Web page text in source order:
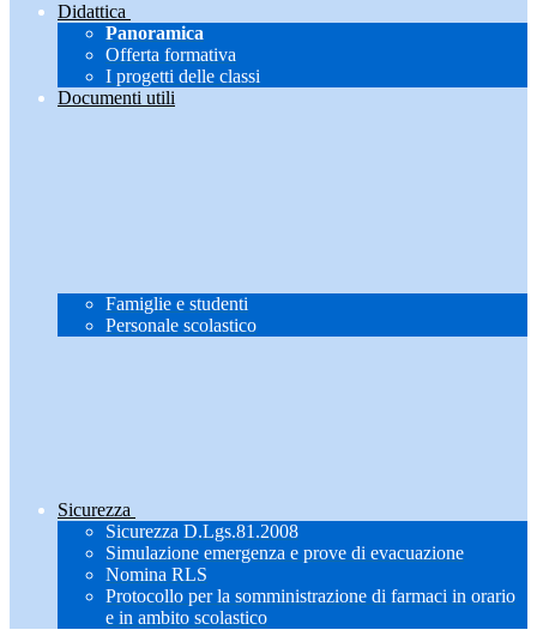
Didattica
Panoramica
Offerta formativa
I progetti delle classi
Documenti utili
Famiglie e studenti
Personale scolastico
Sicurezza
Sicurezza D.Lgs.81.2008
Simulazione emergenza e prove di evacuazione
Nomina RLS
Protocollo per la somministrazione di farmaci in orario
e in ambito scolastico